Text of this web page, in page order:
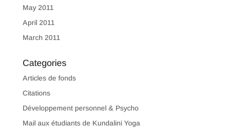
May 2011
April 2011
March 2011
Categories
Articles de fonds
Citations
Développement personnel & Psycho
Mail aux étudiants de Kundalini Yoga